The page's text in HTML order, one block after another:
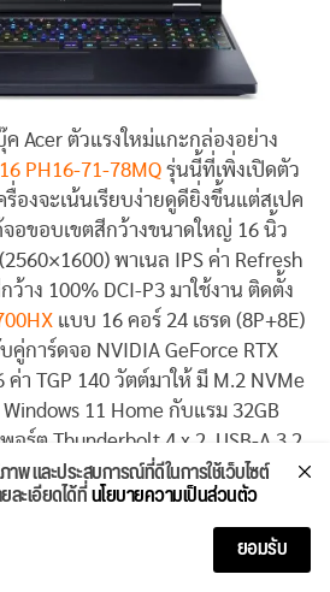
Acer ตัวแรงใหม่แกะกล่องอย่าง
PH16-71-78MQ รุ่นนี้ที่เพิ่งเปิดตัว
รื่องจะเน้นเรียบง่ายดูดียิ่งขึ้นแต่สเปค
จอขอบเขตสีกว้างขนาดใหญ่ 16 นิ้ว
พาเนล IPS ค่า Refresh
ว้าง 100% DCI-P3 มาใช้งาน ติดตั้ง
แบบ 16 คอร์ 24 เธรด (8P+8E)
คู่การ์ดจอ NVIDIA GeForce RTX
ค่า TGP 140 วัตต์มาให้ มี M.2 NVMe
11 Home กับแรม 32GB
อร์ต Thunderbolt 4 x 2, USB-A 3.2
Audio combo x 1 เชื่อมต่อ Wi-Fi 6E
Bluetooth 5.2 ได้ น้ำหนักเพิ่มขึ้น
ม นับเป็นตัวแรงรุ่นใหม่ล่าสุดใน
มเมอร์และครีเอเตอร์ที่อยากได้ของ
พ และประสบการณ์ที่ดีในการใช้เว็บไซต์
ะเอียดได้ที่นโยบายความเป็นส่วนตัว
ยอมรับ